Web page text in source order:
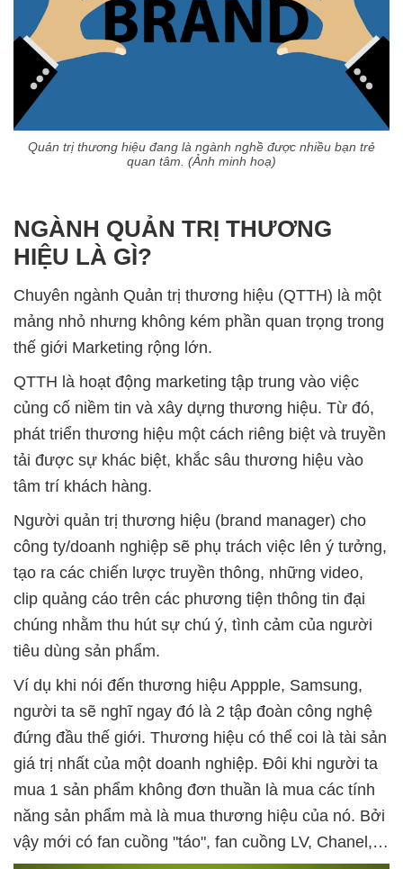
Quản trị thương hiệu đang là ngành nghề được nhiều bạn trẻ
quan tâm. (Ảnh minh hoạ)
NGÀNH QUẢN TRỊ THƯƠNG
HIỆU LÀ GÌ?
Chuyên ngành Quản trị thương hiệu (QTTH) là một
mảng nhỏ nhưng không kém phần quan trọng trong
thế giới Marketing rộng lớn.
QTTH là hoạt động marketing tập trung vào việc
củng cố niềm tin và xây dựng thương hiệu. Từ đó,
phát triển thương hiệu một cách riêng biệt và truyền
tải được sự khác biệt, khắc sâu thương hiệu vào
tâm trí khách hàng.
Người quản trị thương hiệu (brand manager) cho
công ty/doanh nghiệp sẽ phụ trách việc lên ý tưởng,
tạo ra các chiến lược truyền thông, những video,
clip quảng cáo trên các phương tiện thông tin đại
chúng nhằm thu hút sự chú ý, tình cảm của người
tiêu dùng sản phẩm.
Ví dụ khi nói đến thương hiệu Appple, Samsung,
người ta sẽ nghĩ ngay đó là 2 tập đoàn công nghệ
đứng đầu thế giới. Thương hiệu có thể coi là tài sản
giá trị nhất của một doanh nghiệp. Đôi khi người ta
mua 1 sản phẩm không đơn thuần là mua các tính
năng sản phẩm mà là mua thương hiệu của nó. Bởi
vậy mới có fan cuồng "táo", fan cuồng LV, Chanel,…